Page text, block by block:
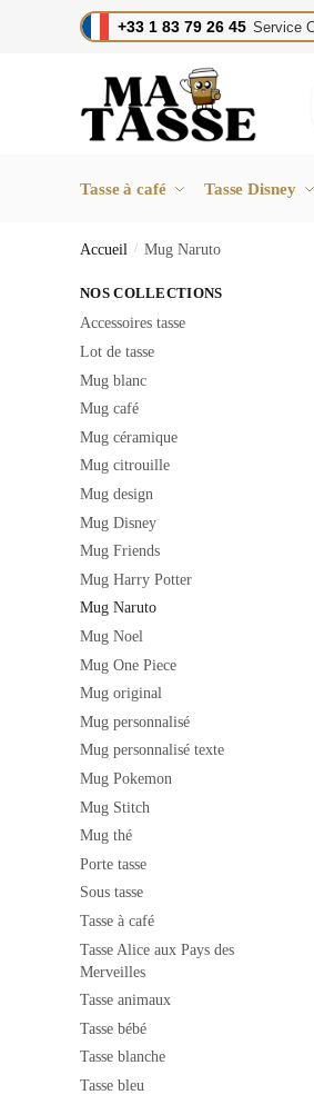
+33 1 83 79 26 45 Service
Tasse à café Tasse Disney
Accueil / Mug Naruto
NOS COLLECTIONS
Accessoires tasse
Lot de tasse
Mug blanc
Mug café
Mug céramique
Mug citrouille
Mug design
Mug Disney
Mug Friends
Mug Harry Potter
Mug Naruto
Mug Noel
Mug One Piece
Mug original
Mug personnalisé
Mug personnalisé texte
Mug Pokemon
Mug Stitch
Mug thé
Porte tasse
Sous tasse
Tasse à café
Tasse Alice aux Pays des
Merveilles
Tasse animaux
Tasse bébé
Tasse blanche
Tasse bleu